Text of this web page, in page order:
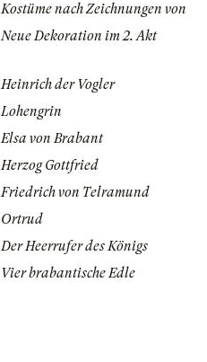
Kostüme nach Zeichnungen von
Neue Dekoration im 2. Akt
Heinrich der Vogler
Lohengrin
Elsa von Brabant
Herzog Gottfried
Friedrich von Telramund
Ortrud
Der Heerrufer des Königs
Vier brabantische Edle